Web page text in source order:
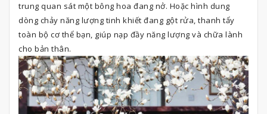
trung quan sát một bông hoa đang nở. Hoặc hình dung
dòng chảy năng lượng tinh khiết đang gột rửa, thanh tẩy
toàn bộ cơ thể bạn, giúp nạp đầy năng lượng và chữa lành
cho bản thân.